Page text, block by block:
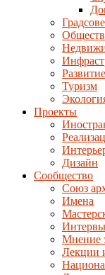
Развитие
Туризм
Проекты
Дизайн
Сообщество
Союз
Имена
Мнение
Лекции